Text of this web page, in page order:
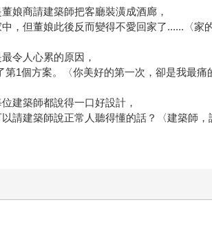
娘商請建築師把客廳裝潢成酒廊，
，但董娘此後反而變得不愛回家了......〈家
令人心累的原因，
1個方案。〈你美好的第一次，卻是我最痛
建築師都說得一口好設計，
請建築師說正常人聽得懂的話？〈建築師，